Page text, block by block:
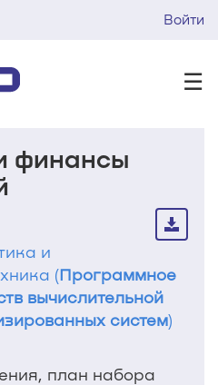
Войти
☰
финансы
и
(Программное
вычислительной
систем)
план набора